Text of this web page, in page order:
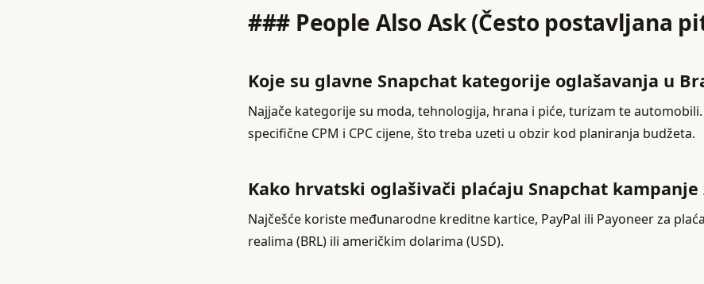
### People Also Ask (Često postavljana
Koje su glavne Snapchat kategorije oglašavanja u
Najjače kategorije su moda, tehnologija, hrana i piće, turizam te automobili.
specifične CPM i CPC cijene, što treba uzeti u obzir kod planiranja budžeta.
Kako hrvatski oglašivači plaćaju Snapchat kampanje
Najčešće koriste međunarodne kreditne kartice, PayPal ili Payoneer za
realima (BRL) ili američkim dolarima (USD).